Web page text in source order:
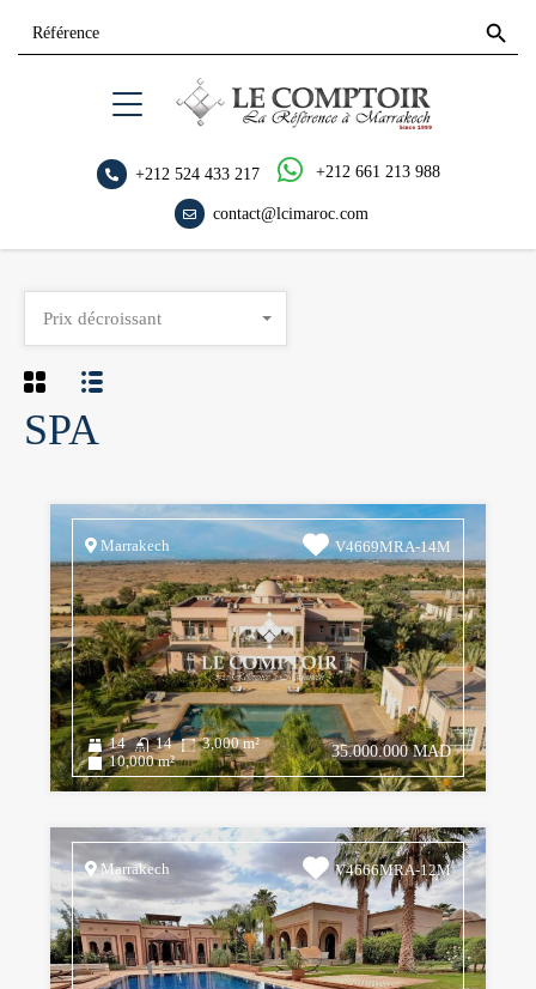
+212 524 433 217 +212 661 213 988
contact@lcimaroc.com
for:
Search
Button
SPA
Prix décroissant
Marrakech V4669MRA-14M
14 14 3,000 m²
10,000 m²
35.000.000 MAD
Marrakech V4666MRA-12M